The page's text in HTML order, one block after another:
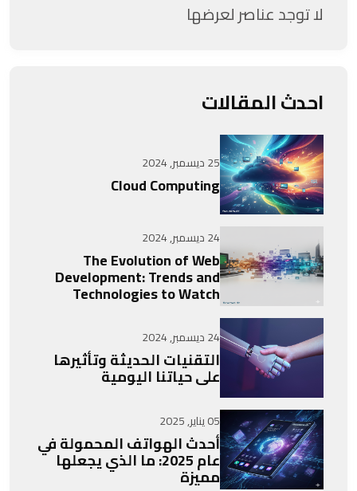
لا توجد عناصر لعرضها
احدث المقالات
25 ديسمبر, 2024
Cloud Computing
24 ديسمبر, 2024
The Evolution of Web
Development: Trends and
Technologies to Watch
24 ديسمبر, 2024
التقنيات الحديثة وتأثيرها
على حياتنا اليومية
05 يناير, 2025
أحدث الهواتف المحمولة في
عام 2025: ما الذي يجعلها
مميزة